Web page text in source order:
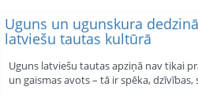
Uguns un ugunskura
latviešu tautas kultūrā
Uguns latviešu tautas apziņā nav tikai
un gaismas avots – tā ir spēka, dzīvības,